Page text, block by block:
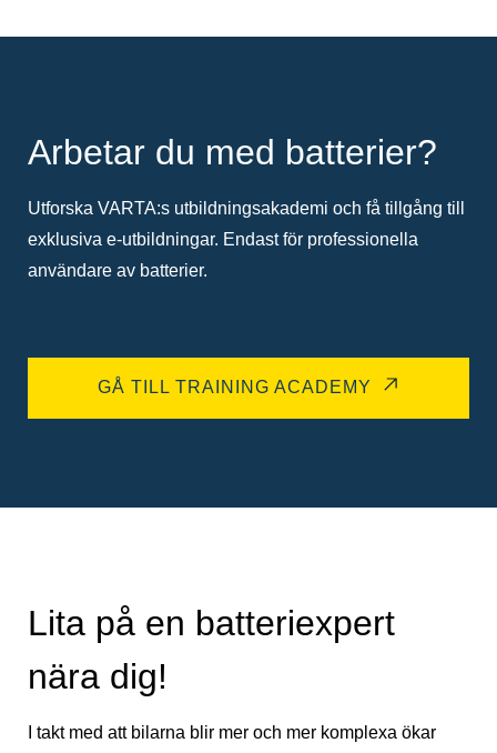
Arbetar du med batterier?
Utforska VARTA:s utbildningsakademi och få tillgång till
exklusiva e-utbildningar. Endast för professionella
användare av batterier.
GÅ TILL TRAINING ACADEMY
Lita på en batteriexpert
nära dig!
I takt med att bilarna blir mer och mer komplexa ökar